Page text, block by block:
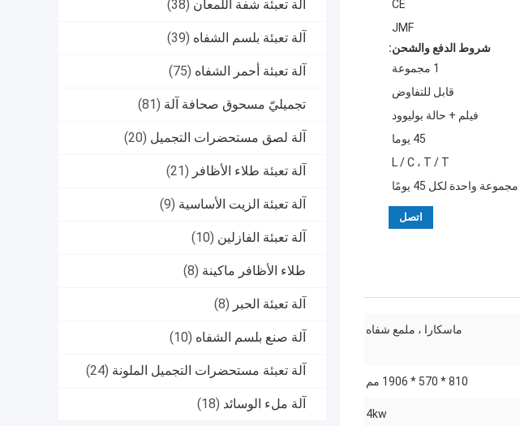
آلة تعبئة شفة اللمعان (38)
آلة تعبئة بلسم الشفاه (39)
آلة تعبئة أحمر الشفاه (75)
تجميليّ مسحوق صحافة آلة (81)
آلة لصق مستحضرات التجميل (20)
آلة تعبئة طلاء الأظافر (21)
آلة تعبئة الزيت الأساسية (9)
آلة تعبئة الفازلين (10)
طلاء الأظافر ماكينة (8)
آلة تعبئة الحبر (8)
آلة صنع بلسم الشفاه (10)
آلة تعبئة مستحضرات التجميل الملونة (24)
آلة ملء الوسائد (18)
CE
JMF
شروط الدفع والشحن:
1 مجموعة
قابل للتفاوض
فيلم + حالة بوليوود
45 يوما
L / C ، T / T
مجموعة واحدة لكل 45 يومًا
اتصل
ماسكارا ، ملمع شفاه
810 * 570 * 1906 مم
4kw